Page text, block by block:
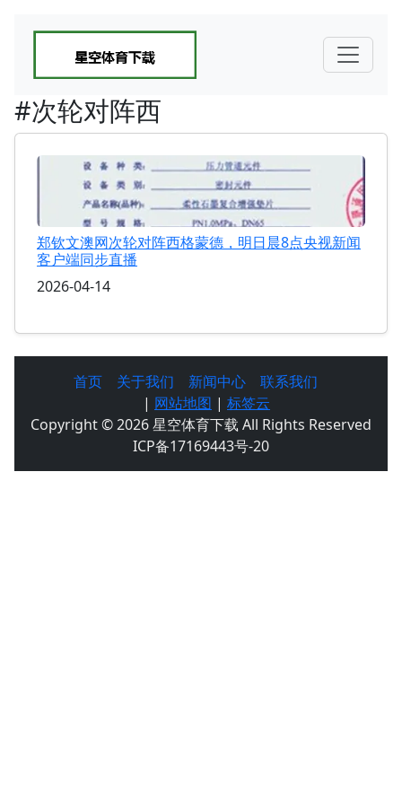
#次轮对阵西
郑钦文澳网次轮对阵西格蒙德，明日晨8点央视新闻
客户端同步直播
2026-04-14
首页 关于我们 新闻中心
联系我们
| 网站地图 | 标签云
Copyright © 2026 星空体育下载 All Rights Reserved
ICP备17169443号-20